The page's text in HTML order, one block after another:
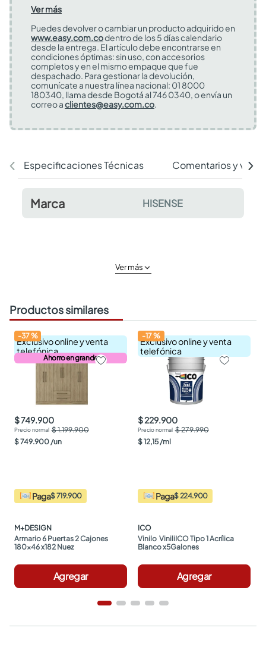
Ver más
Puedes devolver o cambiar un producto adquirido en
www.easy.com.codentro de los 5 días calendario
desde la entrega. El artículo debe encontrarse en
condiciones óptimas: sin uso, con accesorios
completos y en el mismo empaque que fue
despachado. Para gestionar la devolución,
comunícate a nuestra línea nacional: 01 8000
180340, llama desde Bogotá al 746 0340, o envía un
correo aclientes@easy.com.co.
Especificaciones Técnicas Comentarios y
Marca HISENSE
Ver más
Productos similares
Exclusivo online y venta
telefónica
Ahorro en grande
-37%
$ 749.900
$ 1.199.900
$749.900 /un
Paga$ 719.900
M+DESIGN
Armario 6 Puertas 2 Cajones
180x46 x182 Nuez
Agregar
Exclusivo online y venta
telefónica
-17%
$ 229.900
$ 279.990
$12,15 /ml
Paga$ 224.900
ICO
Vinilo  ViniliICO Tipo 1 Acrílica
Blanco x5Galones
Agregar